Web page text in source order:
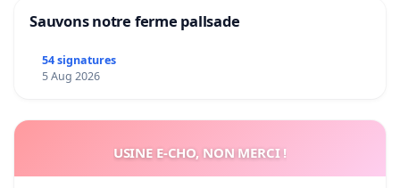
Sauvons notre ferme pallsade
54 signatures
5 Aug 2026
USINE E-CHO, NON MERCI !